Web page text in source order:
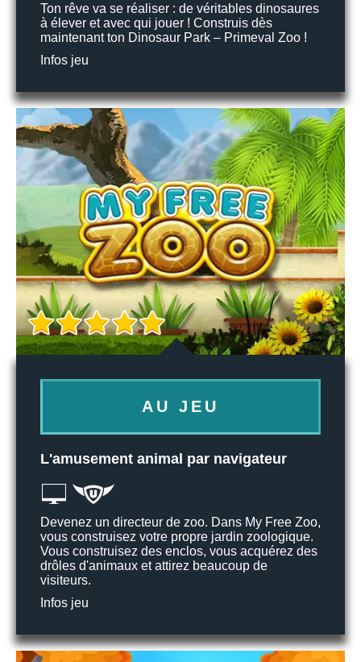
Ton rêve va se réaliser : de véritables dinosaures
à élever et avec qui jouer ! Construis dès
maintenant ton Dinosaur Park – Primeval Zoo !
Infos jeu
AU JEU
L'amusement animal par navigateur
Devenez un directeur de zoo. Dans My Free Zoo,
vous construisez votre propre jardin zoologique.
Vous construisez des enclos, vous acquérez des
drôles d'animaux et attirez beaucoup de
visiteurs.
Infos jeu